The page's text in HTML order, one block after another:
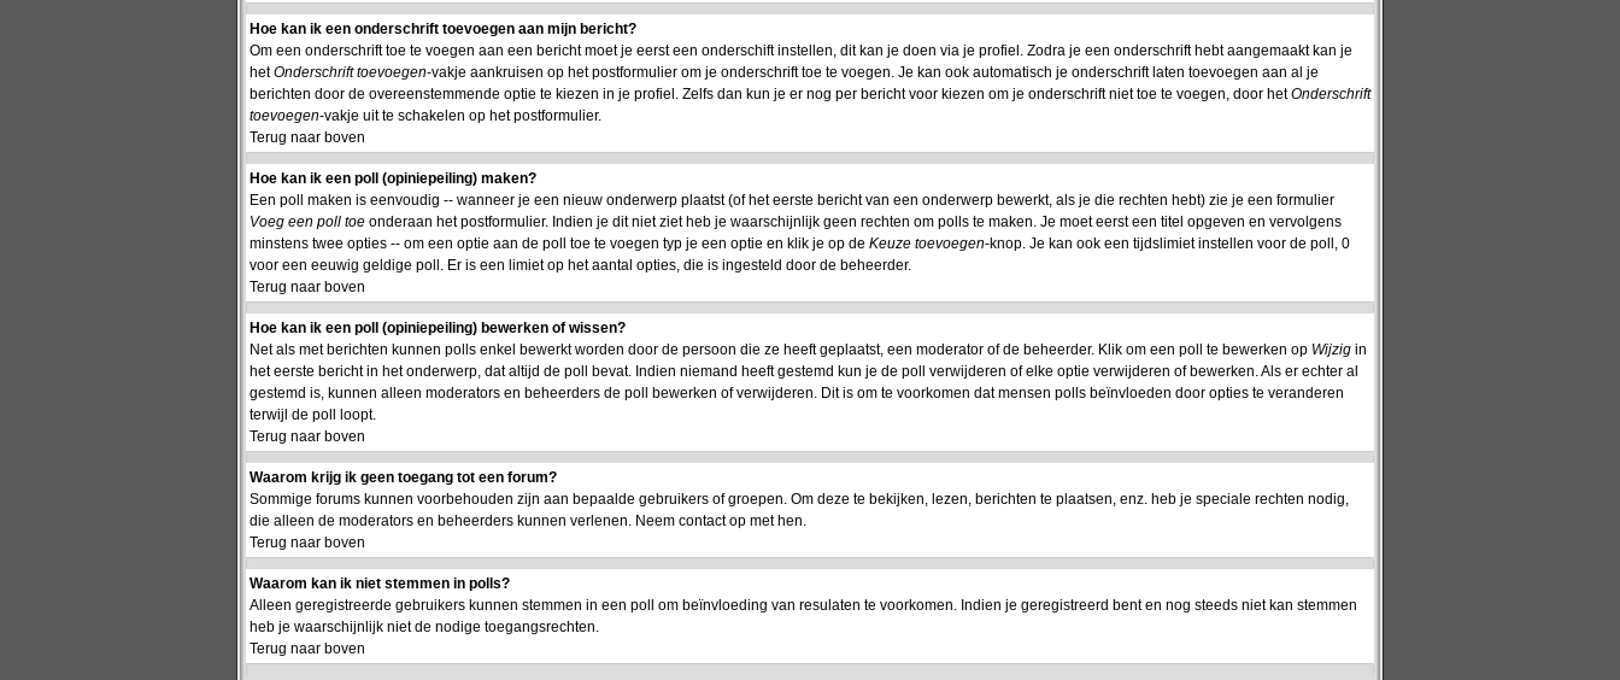
Hoe kan ik een onderschrift toevoegen aan mijn bericht?
Om een onderschrift toe te voegen aan een bericht moet je eerst een onderschift instellen, dit kan je doen via je profiel. Zodra je een onderschrift hebt aangemaakt kan je
hetOnderschrift toevoegen-vakje aankruisen op het postformulier om je onderschrift toe te voegen. Je kan ook automatisch je onderschrift laten toevoegen aan al je
berichten door de overeenstemmende optie te kiezen in je profiel. Zelfs dan kun je er nog per bericht voor kiezen om je onderschrift niet toe te voegen, door hetOnderschrift
toevoegen-vakje uit te schakelen op het postformulier.
Terug naar boven
Hoe kan ik een poll (opiniepeiling) maken?
Een poll maken is eenvoudig -- wanneer je een nieuw onderwerp plaatst (of het eerste bericht van een onderwerp bewerkt, als je die rechten hebt) zie je een formulier
Voeg een poll toe onderaan het postformulier. Indien je dit niet ziet heb je waarschijnlijk geen rechten om polls te maken. Je moet eerst een titel opgeven en vervolgens
minstens twee opties -- om een optie aan de poll toe te voegen typ je een optie en klik je op de Keuze toevoegen-knop. Je kan ook een tijdslimiet instellen voor de poll, 0
voor een eeuwig geldige poll. Er is een limiet op het aantal opties, die is ingesteld door de beheerder.
Terug naar boven
Hoe kan ik een poll (opiniepeiling) bewerken of wissen?
Net als met berichten kunnen polls enkel bewerkt worden door de persoon die ze heeft geplaatst, een moderator of de beheerder. Klik om een poll te bewerken op Wijzig in
het eerste bericht in het onderwerp, dat altijd de poll bevat. Indien niemand heeft gestemd kun je de poll verwijderen of elke optie verwijderen of bewerken. Als er echter al
gestemd is, kunnen alleen moderators en beheerders de poll bewerken of verwijderen. Dit is om te voorkomen dat mensen polls beïnvloeden door opties te veranderen
terwijl de poll loopt.
Terug naar boven
Waarom krijg ik geen toegang tot een forum?
Sommige forums kunnen voorbehouden zijn aan bepaalde gebruikers of groepen. Om deze te bekijken, lezen, berichten te plaatsen, enz. heb je speciale rechten nodig,
die alleen de moderators en beheerders kunnen verlenen. Neem contact op met hen.
Terug naar boven
Waarom kan ik niet stemmen in polls?
Alleen geregistreerde gebruikers kunnen stemmen in een poll om beïnvloeding van resulaten te voorkomen. Indien je geregistreerd bent en nog steeds niet kan stemmen
heb je waarschijnlijk niet de nodige toegangsrechten.
Terug naar boven